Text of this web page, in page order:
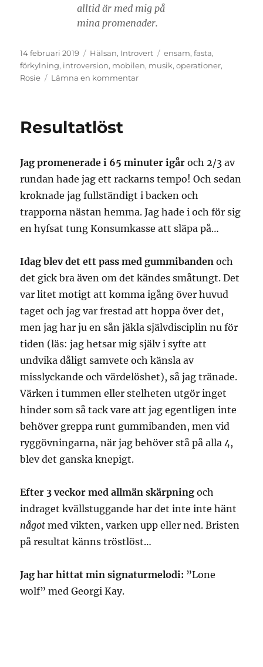
alltid är med mig på
mina promenader.
Publicerat
den
14 februari 2019 Kategorier
Hälsan, Introvert Etiketter
ensam,fasta,
förkylning, introversion, mobilen, musik,operationer,
Rosie
Lämna en kommentartill
Resultatlöst
Jag promenerade i 65 minuter igår och 2/3 av
rundan hade jag ett rackarns tempo! Och sedan
kroknade jag fullständigt i backen och
trapporna nästan hemma. Jag hade i och för sig
en hyfsat tung Konsumkasse att släpa på…
Idag blev det ett pass med gummibanden och
det gick bra även om det kändes småtungt. Det
var litet motigt att komma igång över huvud
taget och jag var frestad att hoppa över det,
men jag har ju en sån jäkla självdisciplin nu för
tiden (läs: jag hetsar mig själv i syfte att
undvika dåligt samvete och känsla av
misslyckande och värdelöshet), så jag tränade.
Värken i tummen eller stelheten utgör inget
hinder som så tack vare att jag egentligen inte
behöver greppa runt gummibanden, men vid
ryggövningarna, när jag behöver stå på alla 4,
blev det ganska knepigt.
Efter 3 veckor med allmän skärpning och
indraget kvällstuggande har det inte inte hänt
något med vikten, varken upp eller ned. Bristen
på resultat känns tröstlöst…
Jag har hittat min signaturmelodi: ”Lone
wolf” med Georgi Kay.